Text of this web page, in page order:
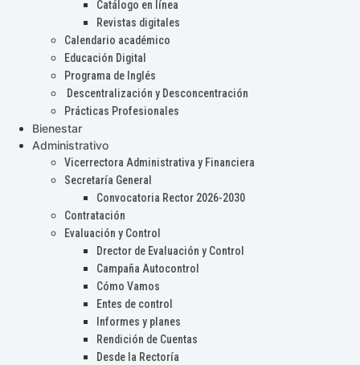
Catálogo en línea
Revistas digitales
Calendario académico
Educación Digital
Programa de Inglés
Descentralización y Desconcentración
Prácticas Profesionales
Bienestar
Administrativo
Vicerrectora Administrativa y Financiera
Secretaría General
Convocatoria Rector 2026-2030
Contratación
Evaluación y Control
Drector de Evaluación y Control
Campaña Autocontrol
Cómo Vamos
Entes de control
Informes y planes
Rendición de Cuentas
Desde la Rectoría